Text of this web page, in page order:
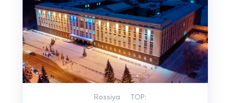
Rossiya TOP: